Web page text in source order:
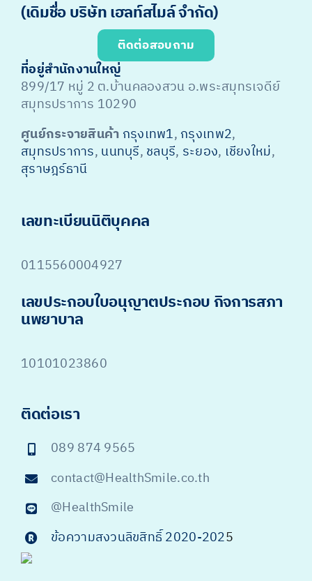
(เดิมชื่อ บริษัท เฮลท์สไมล์ จำกัด)
ติดต่อสอบถาม
ที่อยู่สำนักงานใหญ่
899/17 หมู่ 2 ต.บ้านคลองสวน อ.พระสมุทรเจดีย์
สมุทรปราการ 10290
ศูนย์กระจายสินค้า กรุงเทพ1, กรุงเทพ2,
สมุทรปราการ, นนทบุรี, ชลบุรี, ระยอง, เชียงใหม่,
สุราษฎร์ธานี
เลขทะเบียนนิติบุคคล
0115560004927
เลขประกอบใบอนุญาตประกอบ กิจการสภา
นพยาบาล
10101023860
ติดต่อเรา
089 874 9565
contact@HealthSmile.co.th
@HealthSmile
ข้อความสงวนลิขสิทธิ์ 2020-2025